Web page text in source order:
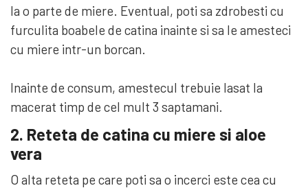
la o parte de miere. Eventual, poti sa zdrobesti cu
furculita boabele de catina inainte si sa le amesteci
cu miere intr-un borcan.
Inainte de consum, amestecul trebuie lasat la
macerat timp de cel mult 3 saptamani.
2. Reteta de catina cu miere si aloe
vera
O alta reteta pe care poti sa o incerci este cea cu